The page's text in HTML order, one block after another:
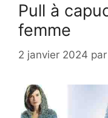
Pull à
femme
2 janvier 2024 par